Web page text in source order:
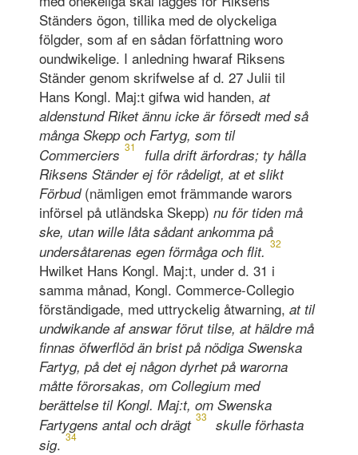
Ständers ögon, tillika med de olyckeliga
fölgder, som af en sådan författning woro
oundwikelige. I anledning hwaraf Riksens
Ständer genom skrifwelse af d. 27 Julii til
Hans Kongl. Maj:t gifwa wid handen, at
aldenstund Riket ännu icke är försedt med så
många Skepp och Fartyg, som til
Commerciers 31
fulla drift ärfordras; ty hålla
Riksens Ständer ej för rådeligt, at et slikt
Förbud(nämligen emot främmande warors
införsel på utländska Skepp) nu för tiden må
ske, utan wille låta sådant ankomma på
undersåtarenas egen förmåga och flit. 32
Hwilket Hans Kongl. Maj:t, under d. 31 i
samma månad, Kongl. Commerce-Collegio
förständigade, med uttryckelig åtwarning, at til
undwikande af answar förut tilse, at häldre må
finnas öfwerflöd än brist på nödiga Swenska
Fartyg, på det ej någon dyrhet på warorna
måtte förorsakas, om Collegium med
berättelse til Kongl. Maj:t, om Swenska
Fartygens antal och drägt 33
skulle förhasta
sig. 34